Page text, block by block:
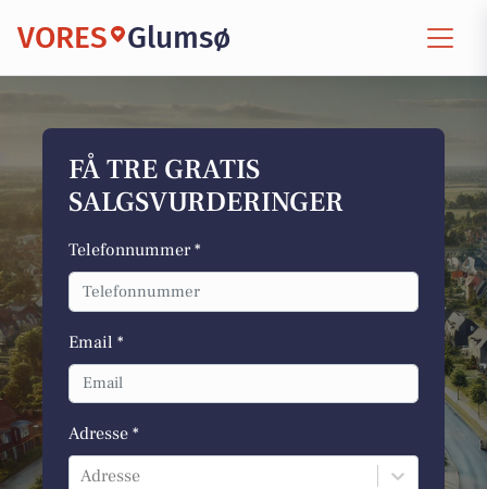
VORES Glumsø
FÅ TRE GRATIS
SALGSVURDERINGER
Telefonnummer *
Email *
Adresse *
Adresse